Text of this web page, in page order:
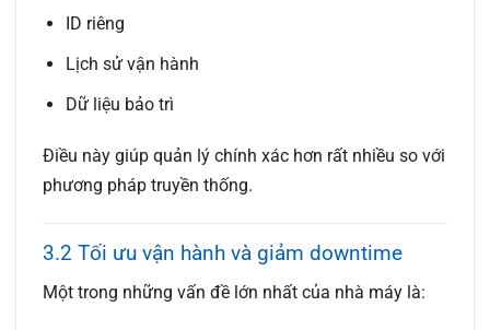
ID riêng
Lịch sử vận hành
Dữ liệu bảo trì
Điều này giúp quản lý chính xác hơn rất nhiều so với
phương pháp truyền thống.
3.2 Tối ưu vận hành và giảm downtime
Một trong những vấn đề lớn nhất của nhà máy là: